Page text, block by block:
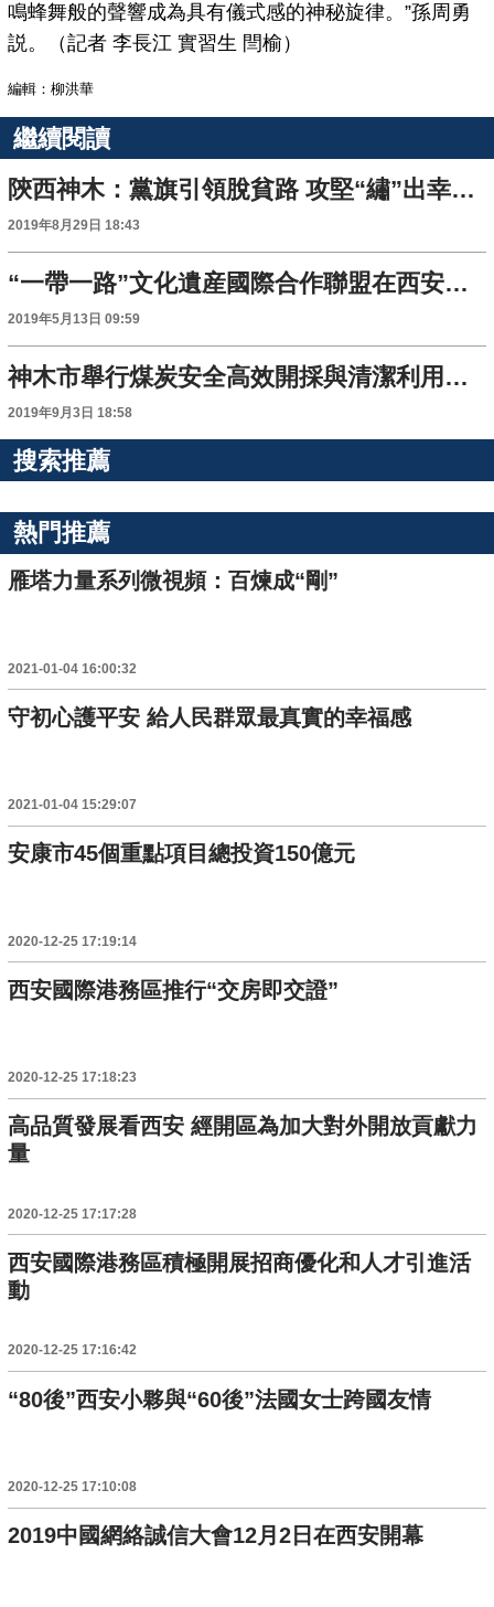
鳴蜂舞般的聲響成為具有儀式感的神秘旋律。”孫周勇
説。（記者 李長江 實習生 閆榆）
編輯：柳洪華
繼續閱讀
陝西神木：黨旗引領脫貧路 攻堅“繡”出幸福夢
2019年8月29日 18:43
“一帶一路”文化遺産國際合作聯盟在西安成立
2019年5月13日 09:59
神木市舉行煤炭安全高效開採與清潔利用高峰論壇暨政産學研合作簽約儀式
2019年9月3日 18:58
搜索推薦
熱門推薦
雁塔力量系列微視頻：百煉成“剛”
2021-01-04 16:00:32
守初心護平安 給人民群眾最真實的幸福感
2021-01-04 15:29:07
安康市45個重點項目總投資150億元
2020-12-25 17:19:14
西安國際港務區推行“交房即交證”
2020-12-25 17:18:23
高品質發展看西安 經開區為加大對外開放貢獻力
量
2020-12-25 17:17:28
西安國際港務區積極開展招商優化和人才引進活
動
2020-12-25 17:16:42
“80後”西安小夥與“60後”法國女士跨國友情
2020-12-25 17:10:08
2019中國網絡誠信大會12月2日在西安開幕